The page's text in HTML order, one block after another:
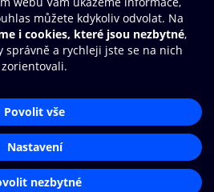
údajů
Aplikace O2 Knihovna
Čti a poslouchej své e-knihy a
rychleji a pohodlněji.